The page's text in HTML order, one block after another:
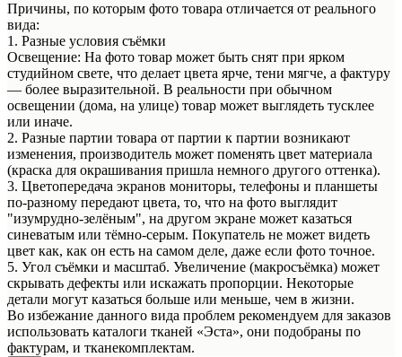
Причины, по которым фото товара отличается от реального
вида:
1. Разные условия съёмки
Освещение: На фото товар может быть снят при ярком
студийном свете, что делает цвета ярче, тени мягче, а фактуру
— более выразительной. В реальности при обычном
освещении (дома, на улице) товар может выглядеть тусклее
или иначе.
2. Разные партии товара от партии к партии возникают
изменения, производитель может поменять цвет материала
(краска для окрашивания пришла немного другого оттенка).
3. Цветопередача экранов мониторы, телефоны и планшеты
по-разному передают цвета, то, что на фото выглядит
"изумрудно-зелёным", на другом экране может казаться
синеватым или тёмно-серым. Покупатель не может видеть
цвет как, как он есть на самом деле, даже если фото точное.
5. Угол съёмки и масштаб. Увеличение (макросъёмка) может
скрывать дефекты или искажать пропорции. Некоторые
детали могут казаться больше или меньше, чем в жизни.
Во избежание данного вида проблем рекомендуем для заказов
использовать каталоги тканей «Эста», они подобраны по
фактурам, и тканекомплектам.